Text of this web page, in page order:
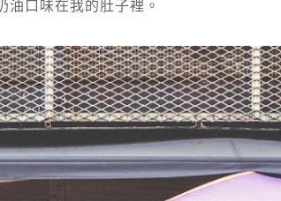
油口味在我的肚子裡。